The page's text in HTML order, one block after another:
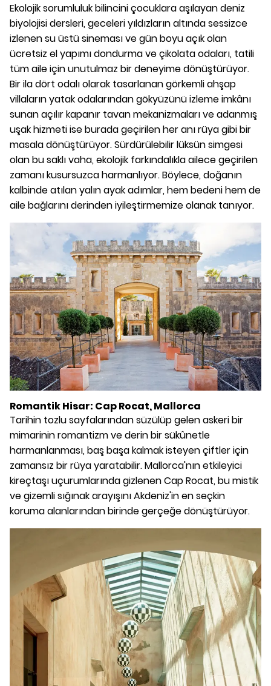
Ekolojik sorumluluk bilincini çocuklara aşılayan deniz
biyolojisi dersleri, geceleri yıldızların altında sessizce
izlenen su üstü sineması ve gün boyu açık olan
ücretsiz el yapımı dondurma ve çikolata odaları, tatili
tüm aile için unutulmaz bir deneyime dönüştürüyor.
Bir ila dört odalı olarak tasarlanan görkemli ahşap
villaların yatak odalarından gökyüzünü izleme imkânı
sunan açılır kapanır tavan mekanizmaları ve adanmış
uşak hizmeti ise burada geçirilen her anı rüya gibi bir
masala dönüştürüyor. Sürdürülebilir lüksün simgesi
olan bu saklı vaha, ekolojik farkındalıkla ailece geçirilen
zamanı kusursuzca harmanlıyor. Böylece, doğanın
kalbinde atılan yalın ayak adımlar, hem bedeni hem de
aile bağlarını derinden iyileştirmemize olanak tanıyor.
Romantik Hisar: Cap Rocat, Mallorca
Tarihin tozlu sayfalarından süzülüp gelen askeri bir
mimarinin romantizm ve derin bir sükûnetle
harmanlanması, baş başa kalmak isteyen çiftler için
zamansız bir rüya yaratabilir. Mallorca'nın etkileyici
kireçtaşı uçurumlarında gizlenen Cap Rocat, bu mistik
ve gizemli sığınak arayışını Akdeniz'in en seçkin
koruma alanlarından birinde gerçeğe dönüştürüyor.